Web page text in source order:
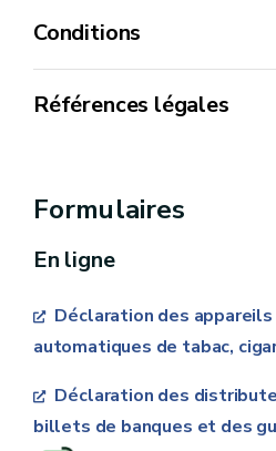
Conditions
Banque
Références légales
taxe sur les automates
le recouvrement et le
Formulaires
En ligne
Déclaration des
automatiques de tabac,
Déclaration des
billets de banques et des